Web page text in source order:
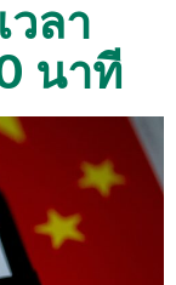
ลา
นาที